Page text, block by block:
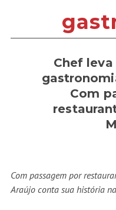
Chef
Com
Com passagem por
Araújo conta sua história